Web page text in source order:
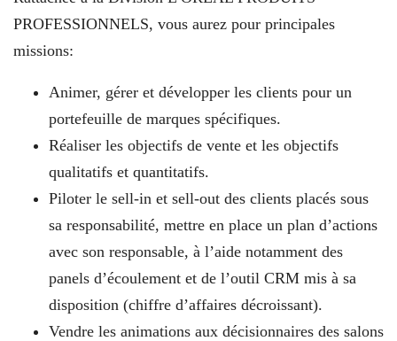
PROFESSIONNELS, vous aurez pour principales
missions:
Animer, gérer et développer les clients pour un
portefeuille de marques spécifiques.
Réaliser les objectifs de vente et les objectifs
qualitatifs et quantitatifs.
Piloter le sell-in et sell-out des clients placés sous
sa responsabilité, mettre en place un plan d’actions
avec son responsable, à l’aide notamment des
panels d’écoulement et de l’outil CRM mis à sa
disposition (chiffre d’affaires décroissant).
Vendre les animations aux décisionnaires des salons